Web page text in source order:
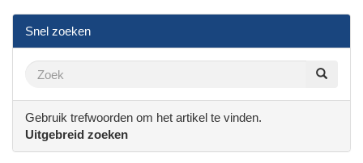
Snel zoeken
Gebruik trefwoorden om het artikel te vinden.
Uitgebreid zoeken